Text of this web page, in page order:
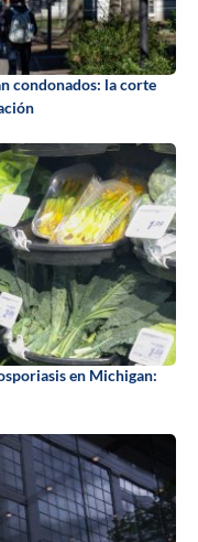
condonados: la corte
en Michigan: